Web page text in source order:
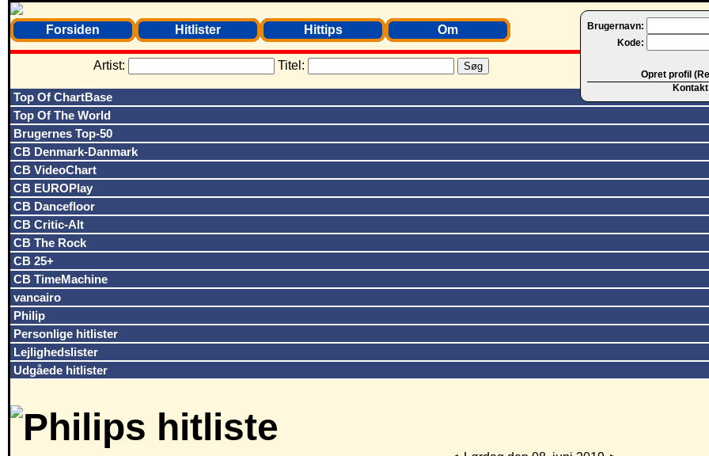
Brugernavn:
Kode:
Opret profil
Kontakt
Forsiden Hitlister Hittips Om
Artist: Titel:
Top Of ChartBase
Top Of The World
Brugernes Top-50
CB Denmark-Danmark
CB VideoChart
CB EUROPlay
CB Dancefloor
CB Critic-Alt
CB The Rock
CB 25+
CB TimeMachine
vancairo
Philip
Personlige hitlister
Lejlighedslister
Udgåede hitlister